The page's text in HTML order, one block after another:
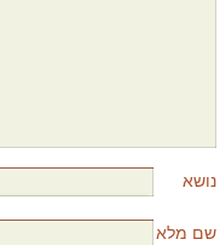
שם מלא
נושא